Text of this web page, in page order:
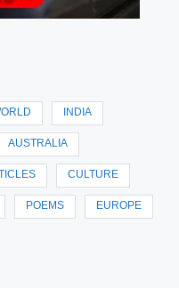
INDIA
AUSTRALIA
CULTURE
POEMS EUROPE